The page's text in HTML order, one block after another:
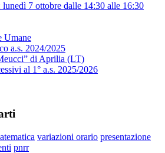
7 ottobre dalle 14:30 alle 16:30
Umane
a.s. 2024/2025
di Aprilia (LT)
al 1° a.s. 2025/2026
variazioni orario presentazione
pnrr